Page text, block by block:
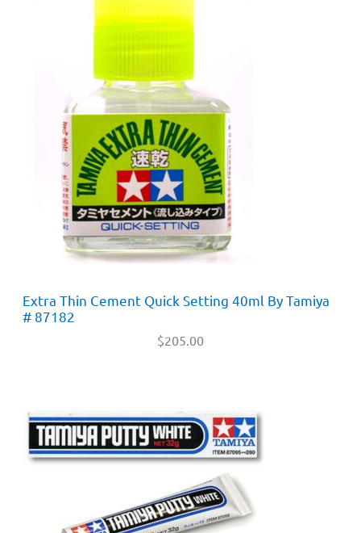
Extra Thin Cement Quick Setting 40ml By Tamiya
# 87182
$205.00